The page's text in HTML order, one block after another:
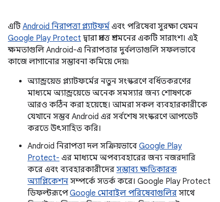
এটি Android নিরাপত্তা প্ল্যাটফর্ম এবং পরিষেবা সুরক্ষা যেমন
Google Play Protect দ্বারা প্রদত্ত প্রশমনের একটি সারাংশ। এই
ক্ষমতাগুলি Android-এ নিরাপত্তার দুর্বলতাগুলি সফলভাবে
কাজে লাগানোর সম্ভাবনা কমিয়ে দেয়৷
অ্যান্ড্রয়েড প্ল্যাটফর্মের নতুন সংস্করণে বর্ধিতকরণের
মাধ্যমে অ্যান্ড্রয়েডে অনেক সমস্যার জন্য শোষণকে
আরও কঠিন করা হয়েছে। আমরা সকল ব্যবহারকারীকে
যেখানে সম্ভব Android এর সর্বশেষ সংস্করণে আপডেট
করতে উৎসাহিত করি।
Android নিরাপত্তা দল সক্রিয়ভাবে Google Play
Protect- এর মাধ্যমে অপব্যবহারের জন্য নজরদারি
করে এবং ব্যবহারকারীদের সম্ভাব্য ক্ষতিকারক
অ্যাপ্লিকেশন সম্পর্কে সতর্ক করে। Google Play Protect
ডিফল্টরূপেGoogle মোবাইল পরিষেবাগুলির সাথে